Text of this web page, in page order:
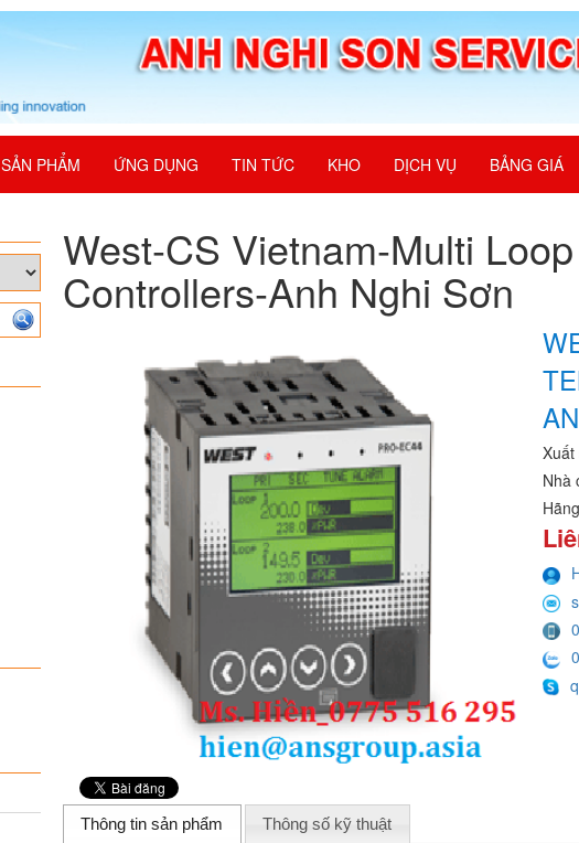
SẢN PHẨM ỨNG DỤNG TIN TỨC KHO DỊCH VỤ BẢNG GIÁ
West-CS Vietnam-Multi
Controllers-Anh Nghi Sơn
Xuất
Nhà
Thông tin sản phẩm Thông số kỹ thuật